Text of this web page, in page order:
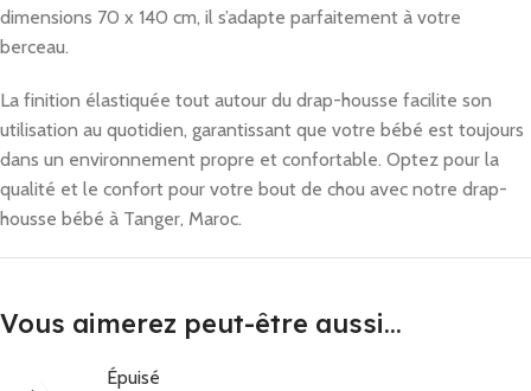
dimensions 70 x 140 cm, il s’adapte parfaitement à votre
berceau.
La finition élastiquée tout autour du drap-housse facilite son
utilisation au quotidien, garantissant que votre bébé est toujours
dans un environnement propre et confortable. Optez pour la
qualité et le confort pour votre bout de chou avec notre drap-
housse bébé à Tanger, Maroc.
Vous aimerez peut-être aussi…
Épuisé